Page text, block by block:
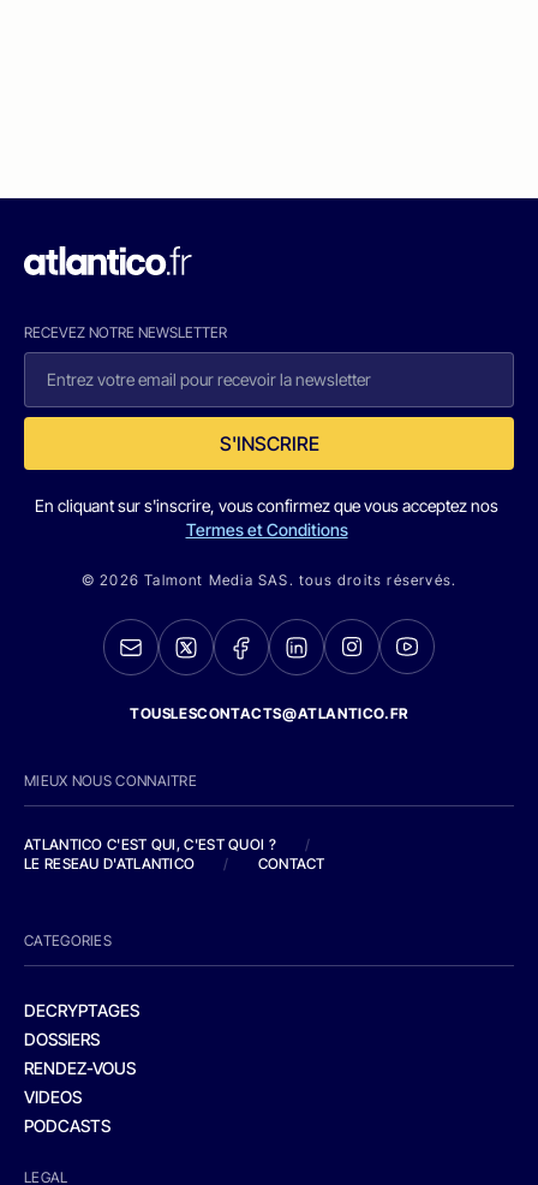
RECEVEZ NOTRE NEWSLETTER
S'INSCRIRE
En cliquant sur s'inscrire, vous confirmez que vous acceptez nos
Termes et Conditions
© 2026 Talmont Media SAS. tous droits réservés.
TOUSLESCONTACTS@ATLANTICO.FR
MIEUX NOUS CONNAITRE
ATLANTICO C'EST QUI, C'EST QUOI ?
/
LE RESEAU D'ATLANTICO
/ CONTACT
CATEGORIES
DECRYPTAGES
DOSSIERS
RENDEZ-VOUS
VIDEOS
PODCASTS
LEGAL